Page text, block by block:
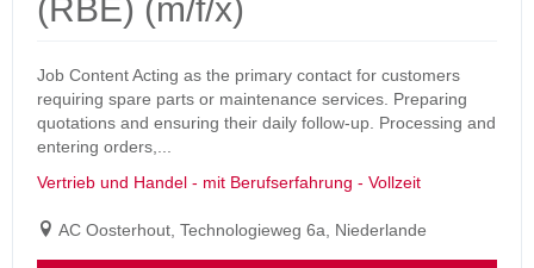
(RBE) (m/f/x)
Job Content Acting as the primary contact for customers
requiring spare parts or maintenance services. Preparing
quotations and ensuring their daily follow-up. Processing and
entering orders,...
Vertrieb und Handel - mit Berufserfahrung - Vollzeit
AC Oosterhout, Technologieweg 6a, Niederlande